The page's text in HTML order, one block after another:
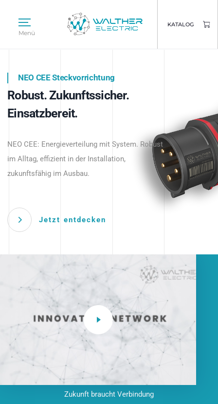
Menü
KATALOG
Intelligente Stromverteilung
beginnt hier.
NEO CEE Steckvorrichtung
Robust. Zukunftssicher.
Einsatzbereit.
NEO CEE: Energieverteilung mit System. Robust
im Alltag, effizient in der Installation,
zukunftsfähig im Ausbau.
Jetzt entdecken
Intelligenz trifft Energie.
Anwendungen – robust, IP-geschützt und
zukunftsfähig.
Zukunft braucht Verbindung